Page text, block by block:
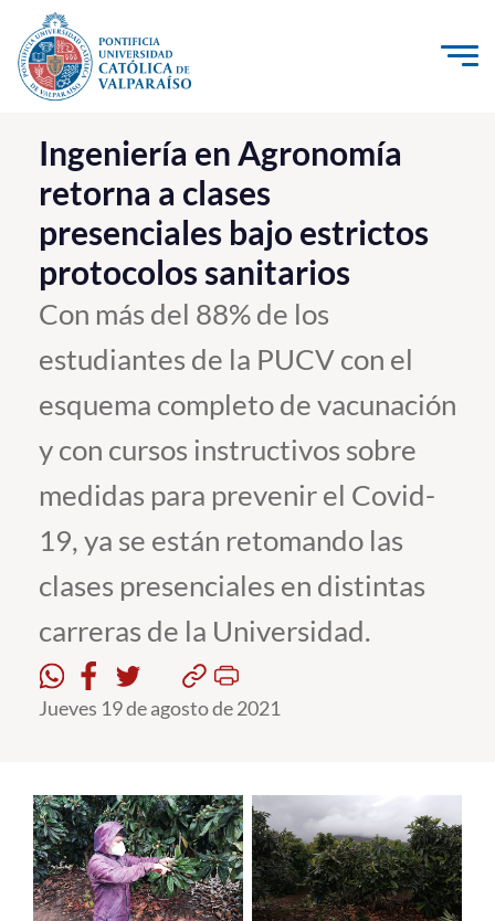
Click acá para ir directamente al contenido
La Universidad
Investigación, Creación e Innovación
PUCV Internacional
Vinculación con el Medio
Admisión
Formación Continua
Estudiantes
Académicos
Funcionarios
Alumni
Ingeniería en Agronomía
retorna a clases
presenciales bajo estrictos
protocolos sanitarios
Con más del 88% de los
estudiantes de la PUCV con el
esquema completo de vacunación
y con cursos instructivos sobre
medidas para prevenir el Covid-
19, ya se están retomando las
clases presenciales en distintas
carreras de la Universidad.
Jueves 19 de agosto de 2021